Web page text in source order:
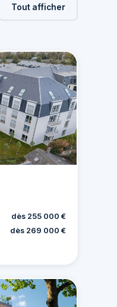
Tout afficher
dès 255 000 €
dès 269 000 €